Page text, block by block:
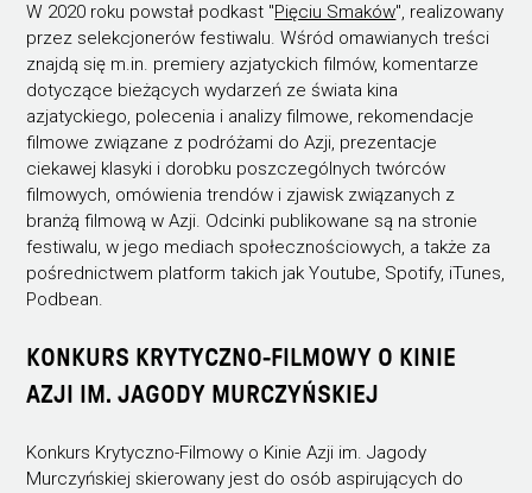
W 2020 roku powstał podkast "Pięciu Smaków", realizowany
przez selekcjonerów festiwalu. Wśród omawianych treści
znajdą się m.in. premiery azjatyckich filmów, komentarze
dotyczące bieżących wydarzeń ze świata kina
azjatyckiego, polecenia i analizy filmowe, rekomendacje
filmowe związane z podróżami do Azji, prezentacje
ciekawej klasyki i dorobku poszczególnych twórców
filmowych, omówienia trendów i zjawisk związanych z
branżą filmową w Azji. Odcinki publikowane są na stronie
festiwalu, w jego mediach społecznościowych, a także za
pośrednictwem platform takich jak Youtube, Spotify, iTunes,
Podbean.
KONKURS KRYTYCZNO-FILMOWY O KINIE
AZJI IM. JAGODY MURCZYŃSKIEJ
Konkurs Krytyczno-Filmowy o Kinie Azji im. Jagody
Murczyńskiej skierowany jest do osób aspirujących do